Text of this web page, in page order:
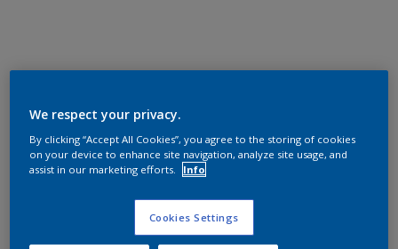
We respect your privacy.
By clicking “Accept All Cookies”, you agree to the storing of cookies
on your device to enhance site navigation, analyze site usage, and
assist in our marketing efforts.
Info
Cookies Settings